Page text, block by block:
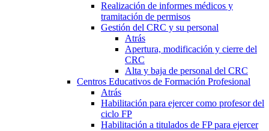
Realización de informes médicos y
tramitación de permisos
Gestión del CRC y su personal
Atrás
Apertura, modificación y cierre del
CRC
Alta y baja de personal del CRC
Centros Educativos de Formación Profesional
Atrás
Habilitación para ejercer como profesor del
ciclo FP
Habilitación a titulados de FP para ejercer